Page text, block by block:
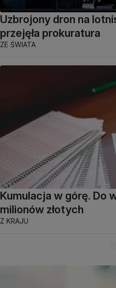
Uzbrojony dron na
przejęła prokuratura
ZE ŚWIATA
Kumulacja w górę. Do
milionów złotych
Z KRAJU